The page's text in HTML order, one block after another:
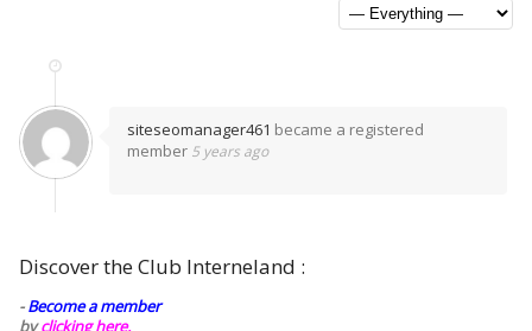
siteseomanager461 became a registered
member 5 years ago
Discover the Club Interneland :
-Become a member
byclicking here.